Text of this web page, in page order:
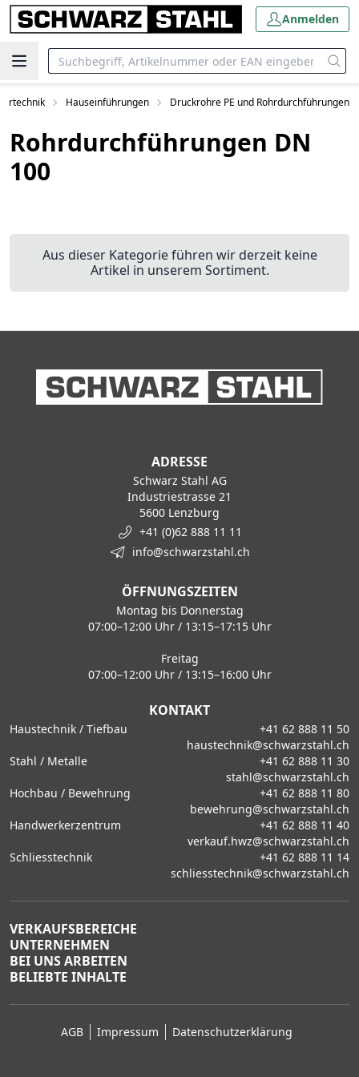
Anmelden
Hauseinführungen Druckrohre PE und Rohrdurchführungen
Rohrdurchführungen DN
100
Aus dieser Kategorie führen wir derzeit keine
Artikel in unserem Sortiment.
ADRESSE
Schwarz Stahl AG
Industriestrasse 21
5600 Lenzburg
+41 (0)62 888 11 11
info@schwarzstahl.ch
ÖFFNUNGSZEITEN
Montag bis Donnerstag
07:00–12:00 Uhr / 13:15–17:15 Uhr
Freitag
07:00–12:00 Uhr / 13:15–16:00 Uhr
KONTAKT
Haustechnik / Tiefbau
+41 62 888 11 50
haustechnik@schwarzstahl.ch
Stahl / Metalle
+41 62 888 11 30
stahl@schwarzstahl.ch
Hochbau / Bewehrung
+41 62 888 11 80
bewehrung@schwarzstahl.ch
Handwerkerzentrum
+41 62 888 11 40
verkauf.hwz@schwarzstahl.ch
Schliesstechnik
+41 62 888 11 14
schliesstechnik@schwarzstahl.ch
VERKAUFSBEREICHE
UNTERNEHMEN
BEI UNS ARBEITEN
BELIEBTE INHALTE
AGB Impressum Datenschutzerklärung